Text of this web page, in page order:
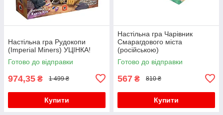
Настільна гра Рудокопи
(Imperial Miners) УЦІНКА!
Готово до відправки
974,35 ₴ 1 499 ₴
Купити
Настільна гра Чарівник
Смарагдового міста
(російською)
Готово до відправки
567 ₴ 810 ₴
Купити